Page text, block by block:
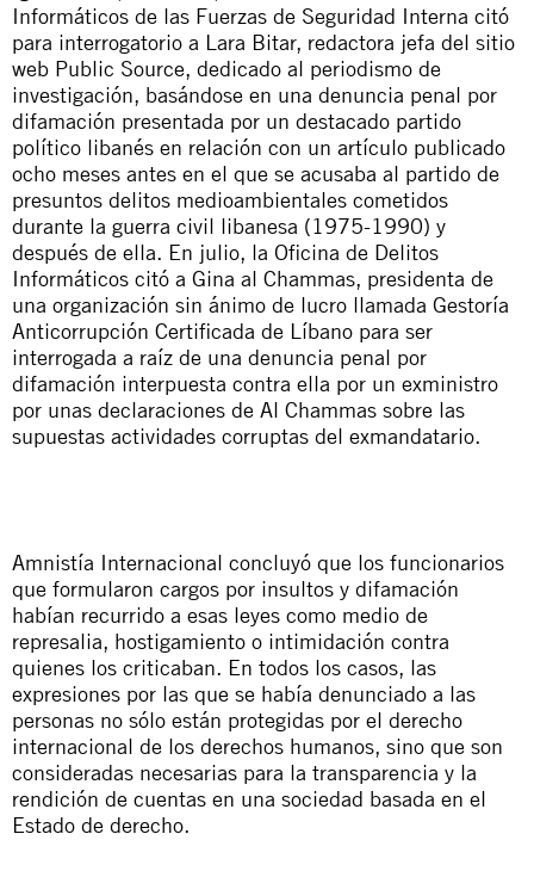
Informáticos de las Fuerzas de Seguridad Interna citó
para interrogatorio a Lara Bitar, redactora jefa del sitio
web Public Source, dedicado al periodismo de
investigación, basándose en una denuncia penal por
difamación presentada por un destacado partido
político libanés en relación con un artículo publicado
ocho meses antes en el que se acusaba al partido de
presuntos delitos medioambientales cometidos
durante la guerra civil libanesa (1975-1990) y
después de ella. En julio, la Oficina de Delitos
Informáticos citó a Gina al Chammas, presidenta de
una organización sin ánimo de lucro llamada Gestoría
Anticorrupción Certificada de Líbano para ser
interrogada a raíz de una denuncia penal por
difamación interpuesta contra ella por un exministro
por unas declaraciones de Al Chammas sobre las
supuestas actividades corruptas del exmandatario.
Amnistía Internacional concluyó que los funcionarios
que formularon cargos por insultos y difamación
habían recurrido a esas leyes como medio de
represalia, hostigamiento o intimidación contra
quienes los criticaban. En todos los casos, las
expresiones por las que se había denunciado a las
personas no sólo están protegidas por el derecho
internacional de los derechos humanos, sino que son
consideradas necesarias para la transparencia y la
rendición de cuentas en una sociedad basada en el
Estado de derecho.